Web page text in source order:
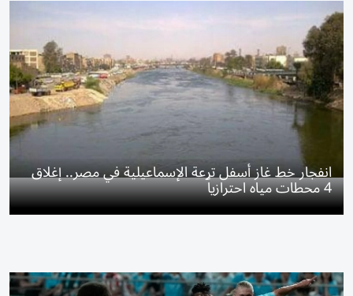
انفجار خط غاز أسفل ترعة الإسماعيلية في مصر.. إغلاق
4 محطات مياه احترازياً